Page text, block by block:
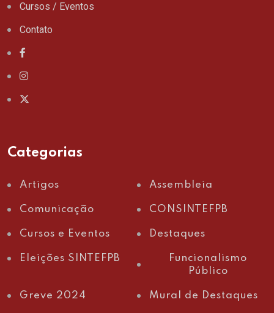
Cursos / Eventos
Contato
Categorias
Artigos Assembleia
Comunicação CONSINTEFPB
Cursos e Eventos Destaques
Eleições SINTEFPB
Funcionalismo
Público
Greve 2024 Mural de Destaques